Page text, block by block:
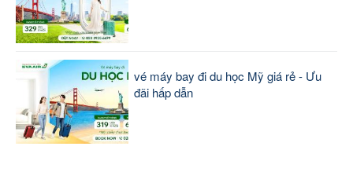
vé máy bay đi du học Mỹ giá rẻ - Ưu
đãi hấp dẫn